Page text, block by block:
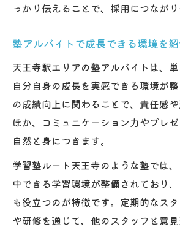
っかり伝えることで、採用につながり
塾アルバイトで成長できる環境を
天王寺駅エリアの塾アルバイトは、
自分自身の成長を実感できる環境が
の成績向上に関わることで、責任感
ほか、コミュニケーション力やプレ
自然と身につきます。
学習塾ルート天王寺のような塾では
中できる学習環境が整備されており
も役立つのが特徴です。定期的なス
や研修を通じて、他のスタッフと意